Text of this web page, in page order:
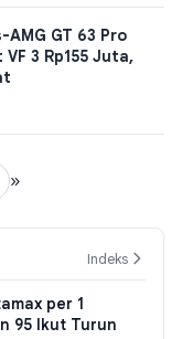
AMG GT 63 Pro
3 Rp155 Juta,
»
Indeks
per 1
95 Ikut Turun